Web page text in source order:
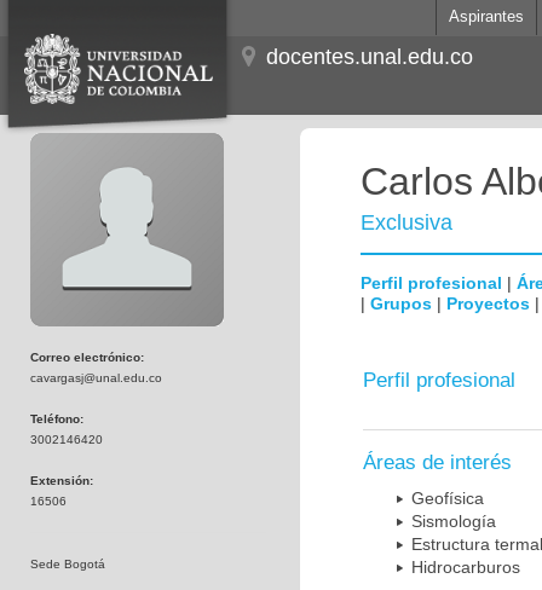
Aspirantes
docentes.unal.edu.co
Correo electrónico:
cavargasj@unal.edu.co
Teléfono:
3002146420
Extensión:
16506
Sede Bogotá
Carlos
Exclusiva
Perfil profesional |
| Grupos | Proyectos
Perfil profesional
Áreas de interés
Geofísica
Sismología
Estructura
Hidrocarburos